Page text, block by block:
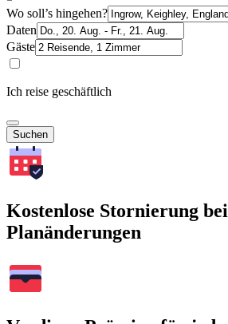
Wo soll’s hingehen?
Daten
Gäste
Ich reise geschäftlich
Suchen
Kostenlose Stornierung bei
Planänderungen